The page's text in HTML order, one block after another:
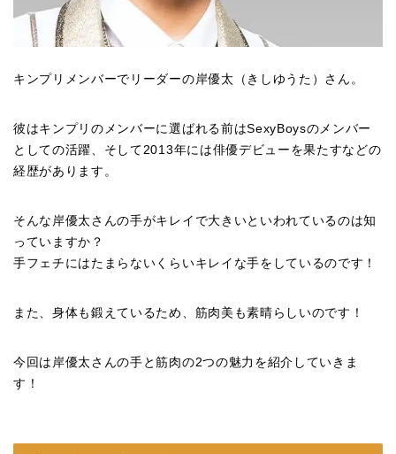
キンプリメンバーでリーダーの岸優太（きしゆうた）さん。
彼はキンプリのメンバーに選ばれる前はSexyBoysのメンバー
としての活躍、そして2013年には俳優デビューを果たすなどの
経歴があります。
そんな岸優太さんの手がキレイで大きいといわれているのは知
っていますか？
手フェチにはたまらないくらいキレイな手をしているのです！
また、身体も鍛えているため、筋肉美も素晴らしいのです！
今回は岸優太さんの手と筋肉の2つの魅力を紹介していきま
す！